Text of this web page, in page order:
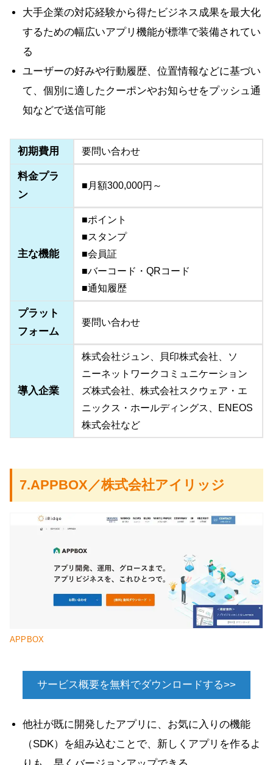
大手企業の対応経験から得たビジネス成果を最大化
するための幅広いアプリ機能が標準で装備されてい
る
ユーザーの好みや行動履歴、位置情報などに基づい
て、個別に適したクーポンやお知らせをプッシュ通
知などで送信可能
初期費用 要問い合わせ
料金プラ
ン
■月額300,000円～
主な機能
■ポイント
■スタンプ
■会員証
■バーコード・QRコード
■通知履歴
プラット
フォーム
要問い合わせ
導入企業
株式会社ジュン、貝印株式会社、ソ
ニーネットワークコミュニケーション
ズ株式会社、株式会社スクウェア・エ
ニックス・ホールディングス、ENEOS
株式会社など
7.APPBOX／株式会社アイリッジ
APPBOX
サービス概要を無料でダウンロードする>>
他社が既に開発したアプリに、お気に入りの機能
（SDK）を組み込むことで、新しくアプリを作るよ